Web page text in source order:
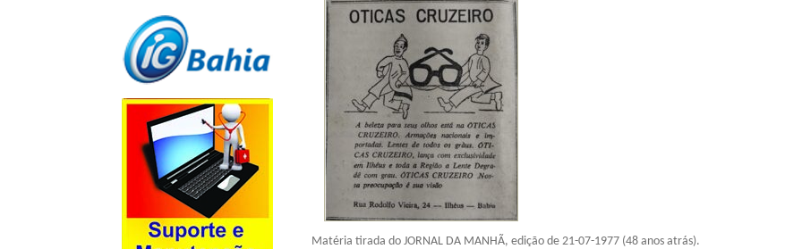
Matéria tirada do JORNAL DA MANHÃ, edição de 21-07-1977 (48 anos atrás).